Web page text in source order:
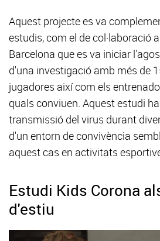
Aquest projecte es va
estudis, com el de col·laboració
Barcelona que es va iniciar
d'una investigació amb més de
jugadores així com els
quals conviuen. Aquest estudi
transmissió del virus durant
d'un entorn de convivència
aquest cas en activitats
Estudi Kids Corona
d'estiu